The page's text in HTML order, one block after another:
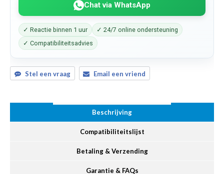
Chat via WhatsApp
✓ Reactie binnen 1 uur
✓ 24/7 online ondersteuning
✓ Compatibiliteitsadvies
Stel een vraag Email een vriend
Beschrijving
Compatibiliteitslijst
Betaling & Verzending
Garantie & FAQs